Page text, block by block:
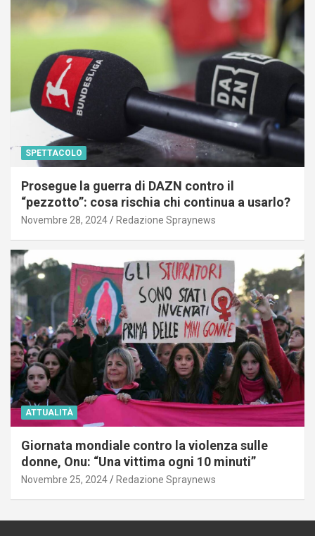
SPETTACOLO
Prosegue la guerra di DAZN contro il
“pezzotto”: cosa rischia chi continua a usarlo?
Novembre 28, 2024 Redazione Spraynews
ATTUALITÀ
Giornata mondiale contro la violenza sulle
donne, Onu: “Una vittima ogni 10 minuti”
Novembre 25, 2024 Redazione Spraynews